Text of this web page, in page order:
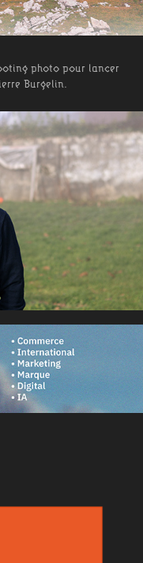
photo pour lancer
Burgelin.